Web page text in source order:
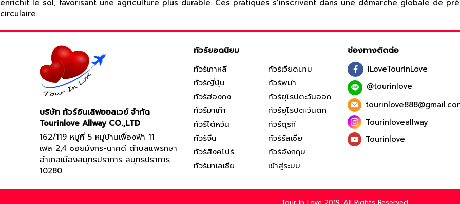
enrichit le sol, favorisant une agriculture plus durable. Ces pratiques s’inscrivent dans une démarche globale de
circulaire.
บริษัท ทัวร์อินเลิฟออลเวย์ จำกัด
Tourinlove Allway CO.,LTD
162/119 หมู่ที่ 5 หมู่บ้านเฟื่องฟ้า 11
เฟส 2,4 ซอยมังกร-นาคดี ตำบลแพรกษา
อำเภอเมืองสมุทรปราการ สมุทรปราการ
10280
ทัวร์ยอดนิยม
ทัวร์เกาหลี
ทัวร์ญี่ปุ่น
ทัวร์ฮ่องกง
ทัวร์มาเก๊า
ทัวร์ไต้หวัน
ทัวร์จีน
ทัวร์สิงคโปร์
ทัวร์มาเลเซีย
ทัวร์เวียดนาม
ทัวร์พม่า
ทัวร์ยุโรปตะวันออก
ทัวร์ยุโรปตะวันตก
ทัวร์ตุรกี
ทัวร์รัสเซีย
ทัวร์อังกฤษ
เข้าสู่ระบบ
ช่องทางติดต่อ
ILoveTourInLove
@tourinlove
Tourinloveallway
Tourinlove